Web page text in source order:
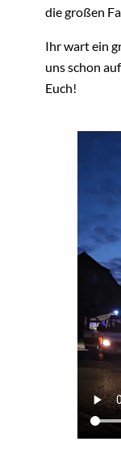
die großen
Ihr wart ein
uns schon
Euch!